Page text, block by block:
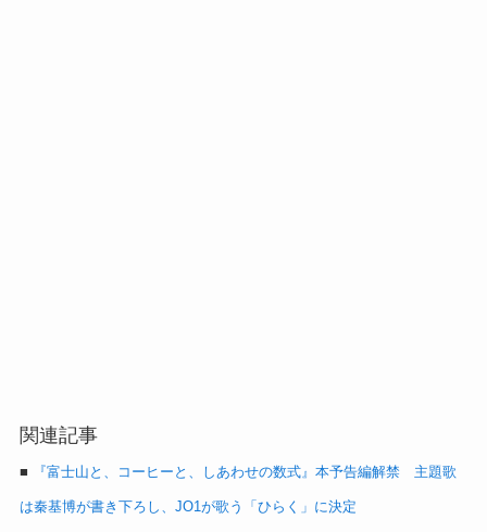
関連記事
■ 『富士山と、コーヒーと、しあわせの数式』本予告編解禁 主題歌
は秦基博が書き下ろし、JO1が歌う「ひらく」に決定